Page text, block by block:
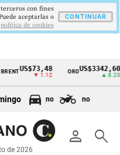
US$73,48
▼ 1.12
OROUS$3342,60
▲ 8.20
no no
person search
de 2026
con fines
aceptarlas o
politica de cookies
CONTINUAR